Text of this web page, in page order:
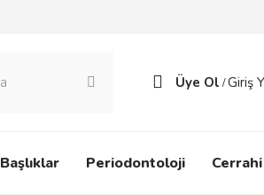
Üye Ol /Giriş
Başlıklar Periodontoloji Cerrahi